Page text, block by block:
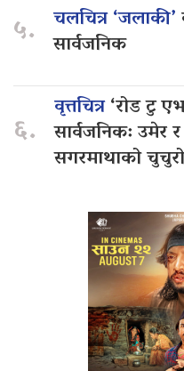
५. चलचित्र ‘जलाकी’
सार्वजनिक
६.
वृत्तचित्र‘रोड टु
सार्वजनिक: उमेर
सगरमाथाको